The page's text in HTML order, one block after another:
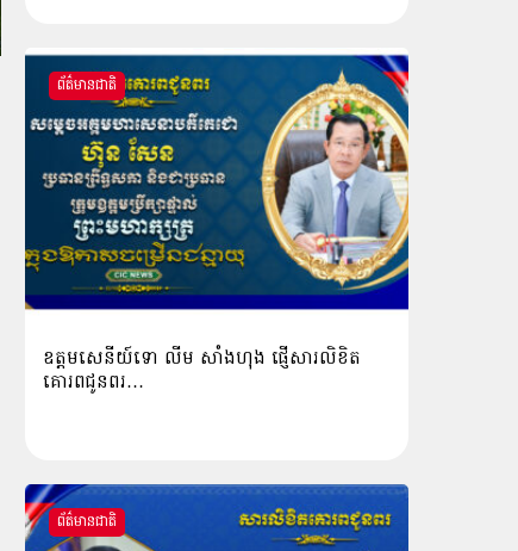
ព័ត៌មានជាតិ
ឧត្តមសេនីយ៍ទោ លីម​ សាំង​ហុង​ ផ្ញើសារលិខិត
គោរពជូនពរ…
ព័ត៌មានជាតិ